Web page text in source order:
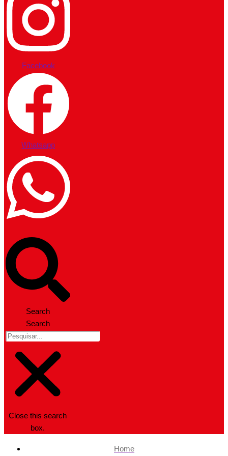
Facebook
Whatsapp
Search
Search
Close this search
box.
Home